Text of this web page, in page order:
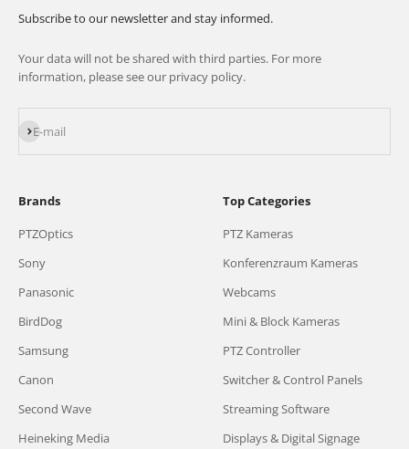
Subscribe to our newsletter and stay informed.
Your data will not be shared with third parties. For more
information, please see our privacy policy.
E-mail
Subscribe
Brands
PTZOptics
Sony
Panasonic
BirdDog
Samsung
Canon
Second Wave
Heineking Media
Top Categories
PTZ Kameras
Konferenzraum Kameras
Webcams
Mini & Block Kameras
PTZ Controller
Switcher & Control Panels
Streaming Software
Displays & Digital Signage